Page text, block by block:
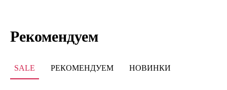
Рекомендуем
SALE РЕКОМЕНДУЕМ НОВИНКИ